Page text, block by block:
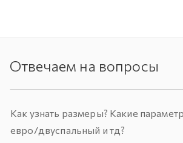
Отвечаем на вопросы
Как узнать размеры? Какие
евро/двуспальный и тд?